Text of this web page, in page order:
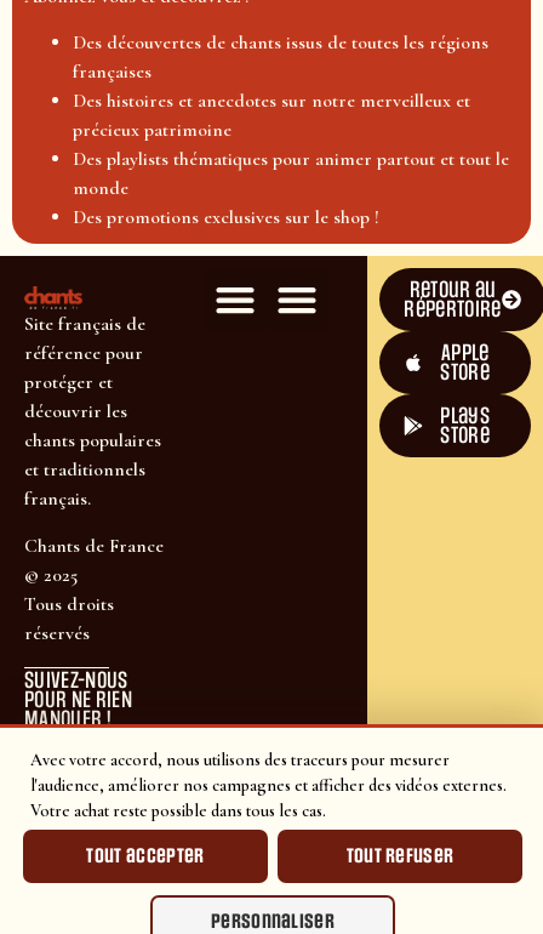
Avec votre accord, nous utilisons des traceurs pour mesurer
l'audience, améliorer nos campagnes et afficher des vidéos externes.
Votre achat reste possible dans tous les cas.
Tout accepter Tout refuser
Personnaliser
Des découvertes de chants issus de toutes les régions
françaises
Des histoires et anecdotes sur notre merveilleux et
précieux patrimoine
Des playlists thématiques pour animer partout et tout le
monde
Des promotions exclusives sur le shop !
Site français de
référence pour
protéger et
découvrir les
chants populaires
et traditionnels
français.
Chants de France
© 2025
Tous droits
réservés
SUIVEZ-NOUS
POUR NE RIEN
MANQUER !
Retour au
répertoire
Apple
Store
plays
store